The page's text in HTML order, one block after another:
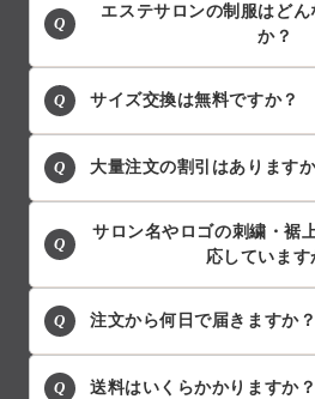
Q
エステサロンの制服はど
か？
Q サイズ交換は無料ですか？
Q 大量注文の割引はあります
Q
サロン名やロゴの刺繍・裾
応しています
Q 注文から何日で届きますか？
Q 送料はいくらかかりますか？